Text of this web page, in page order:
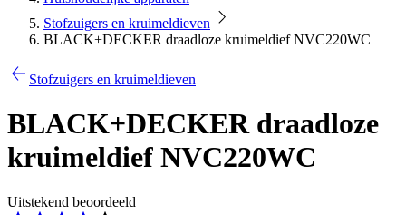
Stofzuigers en kruimeldieven
BLACK+DECKER draadloze kruimeldief NVC220WC
Stofzuigers en kruimeldieven
BLACK+DECKER draadloze
kruimeldief NVC220WC
Uitstekend beoordeeld